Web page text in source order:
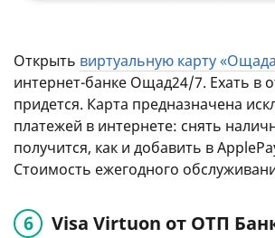
Открыть виртуальную карту
интернет-банке Ощад24/7. Ехать в
придется. Карта предназначена
платежей в интернете: снять
получится, как и добавить в
Стоимость ежегодного
Visa Virtuon от ОТП